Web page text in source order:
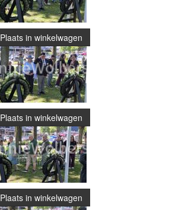
Plaats in winkelwagen
Plaats in winkelwagen
Plaats in winkelwagen